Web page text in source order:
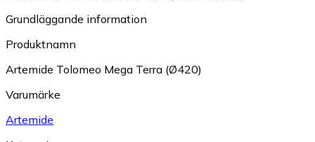
Grundläggande information
Produktnamn
Artemide Tolomeo Mega Terra (Ø420)
Varumärke
Artemide